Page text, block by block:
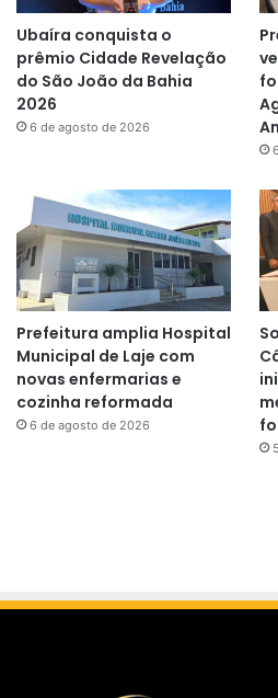
Ubaíra conquista o
prêmio Cidade Revelação
do São João da Bahia
2026
6 de agosto de 2026
Prefeitura amplia Hospital
Municipal de Laje com
novas enfermarias e
cozinha reformada
6 de agosto de 2026